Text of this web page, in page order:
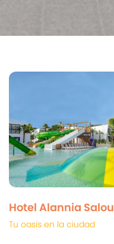
Hotel Alannia Salou
Tu oasis en la ciudad